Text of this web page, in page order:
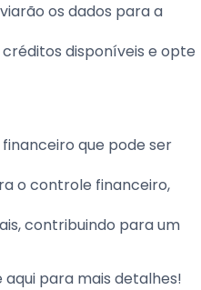
os dados para a
disponíveis e opte
que pode ser
o controle financeiro,
contribuindo para um
para mais detalhes!